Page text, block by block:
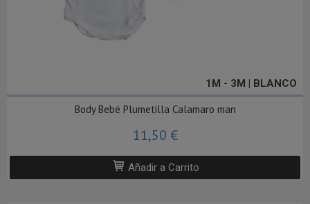
1M - 3M | BLANCO
Body Bebé Plumetilla Calamaro man
11,50 €
Añadir a Carrito